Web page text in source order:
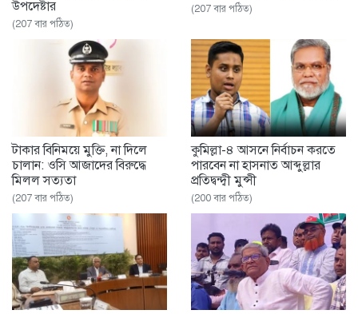
উপদেষ্টার
(207 বার পঠিত)
(207 বার পঠিত)
টাকার বিনিময়ে মুক্তি, না দিলে
চালান: ওসি আজাদের বিরুদ্ধে
মিলল সত্যতা
(207 বার পঠিত)
কুমিল্লা-৪ আসনে নির্বাচন করতে
পারবেন না হাসনাত আব্দুল্লার
প্রতিদ্বন্দ্বী মুন্সী
(200 বার পঠিত)